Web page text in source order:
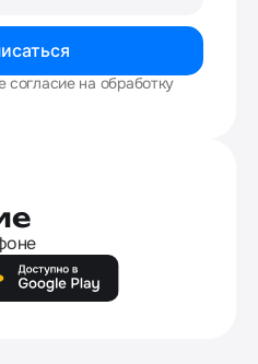
согласие на обработку